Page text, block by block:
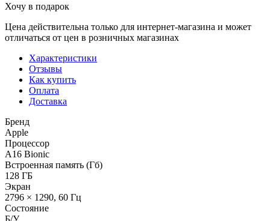
Хочу в подарок
Цена действительна только для интернет-магазина и может
отличаться от цен в розничных магазинах
Характеристики
Отзывы
Как купить
Оплата
Доставка
Бренд
Apple
Процессор
A16 Bionic
Встроенная память (Гб)
128 ГБ
Экран
2796 × 1290, 60 Гц
Состояние
Б/У